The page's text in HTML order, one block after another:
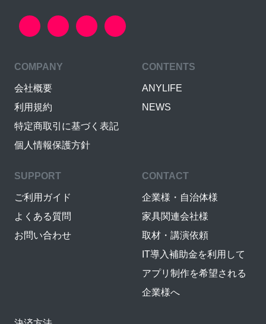
COMPANY
会社概要
利用規約
特定商取引に基づく表記
個人情報保護方針
CONTENTS
ANYLIFE
NEWS
SUPPORT
ご利用ガイド
よくある質問
お問い合わせ
CONTACT
企業様・自治体様
家具関連会社様
取材・講演依頼
IT導入補助金を利用して
アプリ制作を希望される
企業様へ